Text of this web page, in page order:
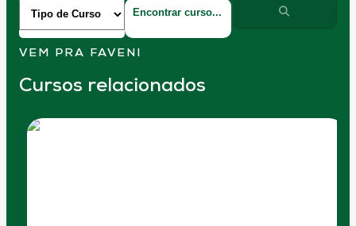
VEM PRA FAVENI
Cursos relacionados